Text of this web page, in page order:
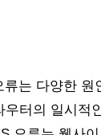
류는 다양한 원
우터의 일시적